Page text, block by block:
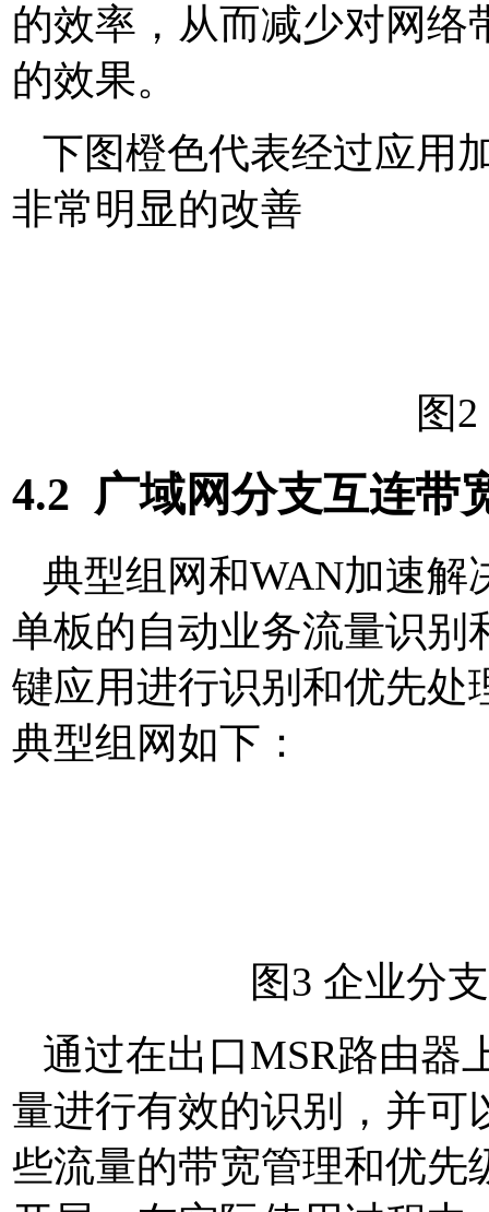
的效率，从而减少对网络
的效果。
下图橙色代表经过应用
非常明显的改善
图2
4.2 广域网分支互连带
典型组网和WAN加速解
单板的自动业务流量识别
键应用进行识别和优先处
典型组网如下：
图3 企业分
通过在出口MSR路由器
量进行有效的识别，并可
些流量的带宽管理和优先